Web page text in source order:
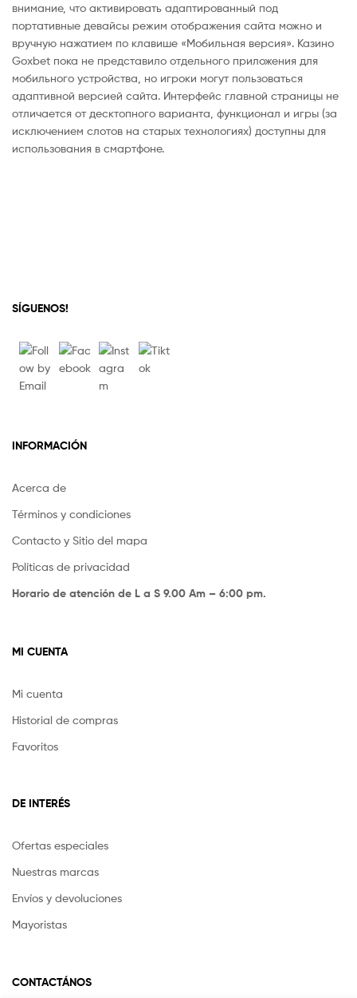
внимание, что активировать адаптированный под
портативные девайсы режим отображения сайта можно и
вручную нажатием по клавише «Мобильная версия». Казино
Goxbet пока не представило отдельного приложения для
мобильного устройства, но игроки могут пользоваться
адаптивной версией сайта. Интерфейс главной страницы не
отличается от десктопного варианта, функционал и игры (за
исключением слотов на старых технологиях) доступны для
использования в смартфоне.
SÍGUENOS!
INFORMACIÓN
Acerca de
Términos y condiciones
Contacto y Sitio del mapa
Políticas de privacidad
Horario de atención de L a S 9.00 Am – 6:00 pm.
MI CUENTA
Mi cuenta
Historial de compras
Favoritos
DE INTERÉS
Ofertas especiales
Nuestras marcas
Envíos y devoluciones
Mayoristas
CONTACTÁNOS